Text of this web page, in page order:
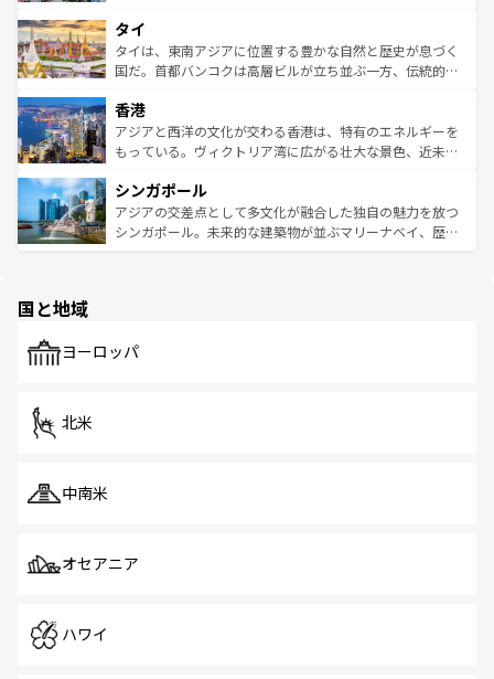
リティに包まれながら、韓国の多彩な魅力を心ゆくまで味
わってみてほしい。 なお、新着の韓国情報はコンテンツ一
覧を参照してほしい。
急速な発展と共に伝統が息づく。ハノイの古い町並みやホ
ーチミン市のフランス統治時代の建物も、独特の雰囲気を
醸し出している。また、バラエティの豊かさとおいしさで
とつ。フォーやバインミー、ベトナムコーヒーなどは、ぜ
ひ現地で味わいたい。どの地域を訪れてもあたたかい人々
が旅行者を迎えてくれるので、きっと忘れられない旅にな
参照してほしい。
タイ
タイは、東南アジアに位置する豊かな自然と歴史が息づく
国だ。首都バンコクは高層ビルが立ち並ぶ一方、伝統的な
の活気が交差している。北部ではチェンマイなどの山岳地
帯で自然と触れ合い、南部ではプーケットやクラビの美し
いビーチでリゾート気分を楽しむことができる。タイ料理
激する。気候は一年中温暖で、どの季節にも異なる楽しみ
が待っている。親しみやすいタイの人々、仏教を中心とし
た文化、そして多様な観光資源が、訪れる旅人を魅了し続
香港
アジアと西洋の文化が交わる香港は、特有のエネルギーを
もっている。ヴィクトリア湾に広がる壮大な景色、近未来
み、どこを訪れても感動するはず。観光スポットが密集し
ており、効率よく見どころを回れるのも魅力。息をのむよ
うな絶景から文化的な体験まで、香港を存分に楽しみ尽く
シンガポール
アジアの交差点として多文化が融合した独自の魅力を放つ
シンガポール。未来的な建築物が並ぶマリーナベイ、歴史
で、ホーカーズは地元の風情を楽しめる外せないスポット
国と地域
ヨーロッパ
北米
中南米
オセアニア
ハワイ